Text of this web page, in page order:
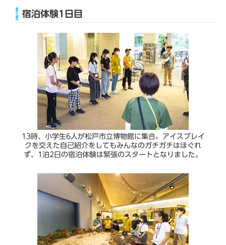
宿泊体験1日目
13時、小学生6人が松戸市立博物館に集合。アイスブレイ
クを交えた自己紹介をしてもみんなのガチガチはほぐれ
ず、1泊2日の宿泊体験は緊張のスタートとなりました。